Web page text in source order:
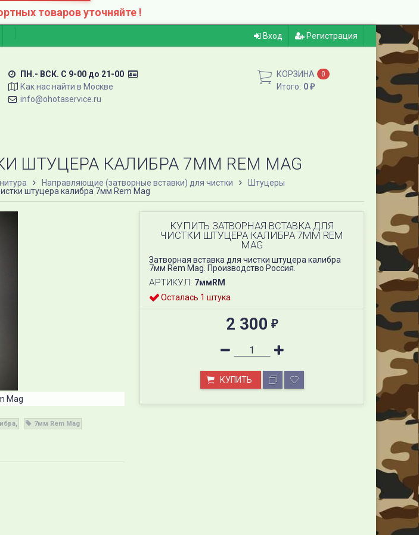
товаров уточняйте !
Вход Регистрация
ПН.- ВСК. C 9-00 до 21-00
Как нас найти в Москве
info@ohotaservice.ru
КОРЗИНА 0
Итого: 0 ₽
ШТУЦЕРА КАЛИБРА 7ММ REM MAG
Направляющие (затворные вставки) для чистки
Штуцеры
штуцера калибра 7мм Rem Mag
Mag
КУПИТЬ ЗАТВОРНАЯ ВСТАВКА ДЛЯ
ЧИСТКИ ШТУЦЕРА КАЛИБРА 7ММ REM
MAG
Затворная вставка для чистки штуцера калибра
7мм Rem Mag. Производство Россия.​
АРТИКУЛ: 7ммRM
Осталась 1 штука
2 300 ₽
КУПИТЬ
7мм Rem Mag